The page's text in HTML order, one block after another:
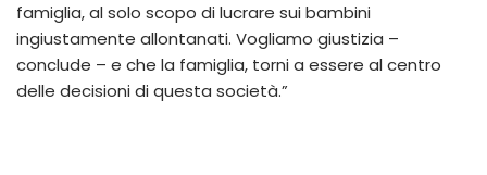
famiglia, al solo scopo di lucrare sui bambini
ingiustamente allontanati. Vogliamo giustizia –
conclude – e che la famiglia, torni a essere al centro
delle decisioni di questa società.”